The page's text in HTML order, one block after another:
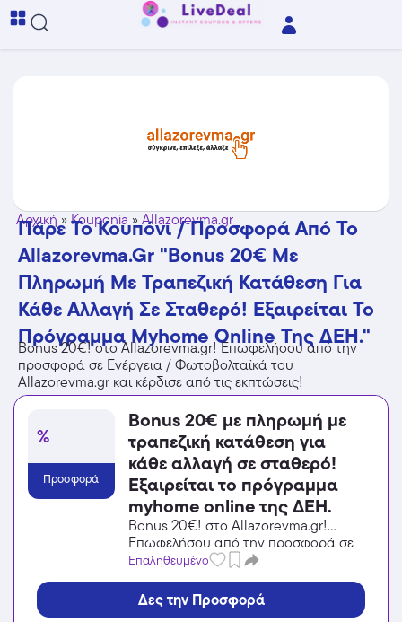
Αρχική »Kouponia »Allazorevma.gr
Πάρε Το Κουπόνι / Προσφορά Από Το
Allazorevma.gr "Bonus 20€ Με
Πληρωμή Με Τραπεζική Κατάθεση Για
Κάθε Αλλαγή Σε Σταθερό! Εξαιρείται Το
Πρόγραμμα Myhome Online Της ΔΕΗ."
Bonus 20€! στο Allazorevma.gr! Επωφελήσου από την
προσφορά σε Ενέργεια / Φωτοβολταϊκά του
Allazorevma.gr και κέρδισε από τις εκπτώσεις!
%
Προσφορά
Bonus 20€ με πληρωμή με
τραπεζική κατάθεση για
κάθε αλλαγή σε σταθερό!
Εξαιρείται το πρόγραμμα
myhome online της ΔΕΗ.
Bonus 20€! στο Allazorevma.gr!
Επωφελήσου από την προσφορά σε
Ενέργεια / Φωτοβολταϊκά του
Allazorevma.gr και κέρδισε από τις
εκπτώσεις!
Επαληθευμένο
Δες την Προσφορά